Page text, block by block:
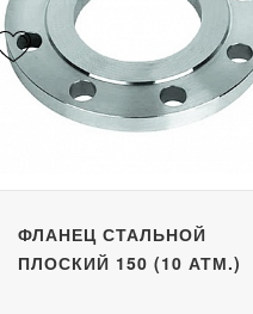
ФЛАНЕЦ СТАЛЬНОЙ
ПЛОСКИЙ 150 (10 АТМ.)